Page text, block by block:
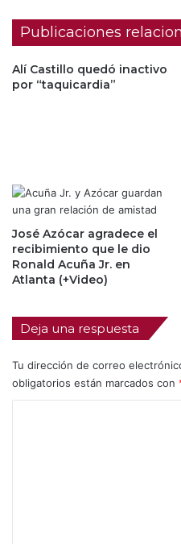
Publicaciones
Alí Castillo quedó inactivo
por “taquicardia”
José Azócar agradece el
recibimiento que le dio
Ronald Acuña Jr. en
Atlanta (+Video)
Deja una respuesta
Tu dirección de correo
obligatorios están marcados con